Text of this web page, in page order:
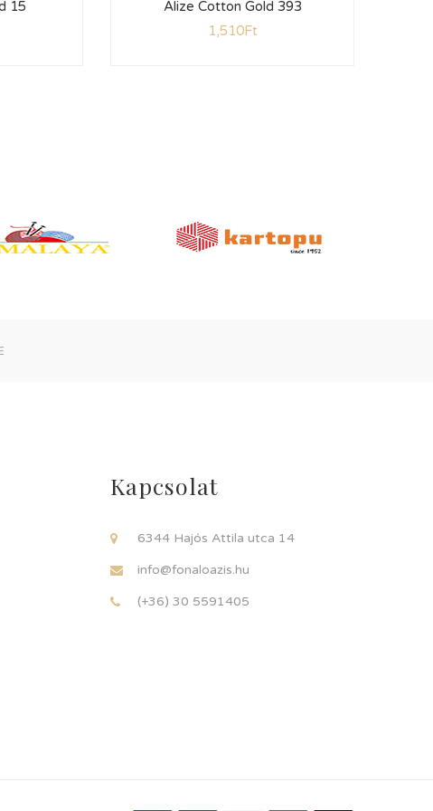
15
Alize Cotton Gold 393
1,510Ft
Kapcsolat
6344 Hajós Attila utca 14
info@fonaloazis.hu
(+36) 30 5591405